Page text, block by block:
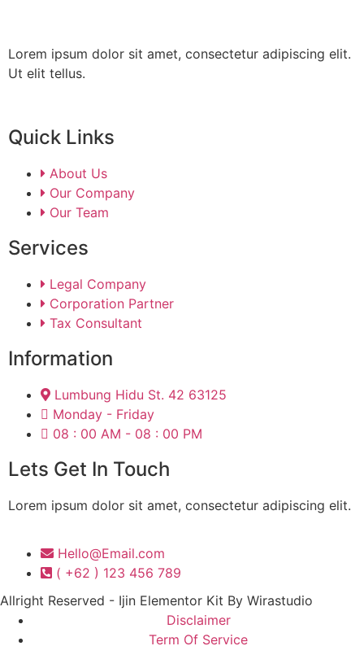
Lorem ipsum dolor sit amet, consectetur adipiscing elit.
Ut elit tellus.
Quick Links
About Us
Our Company
Our Team
Services
Legal Company
Corporation Partner
Tax Consultant
Information
Lumbung Hidu St. 42 63125
Monday - Friday
08 : 00 AM - 08 : 00 PM
Lets Get In Touch
Lorem ipsum dolor sit amet, consectetur adipiscing elit.
Hello@Email.com
( +62 ) 123 456 789
Allright Reserved - Ijin Elementor Kit By Wirastudio
Disclaimer
Term Of Service